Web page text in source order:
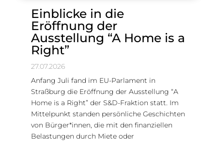
Einblicke in die
Eröffnung der
Ausstellung “A Home is a
Right”
27.07.2026
Anfang Juli fand im EU-Parlament in
Straßburg die Eröffnung der Ausstellung “A
Home is a Right” der S&D-Fraktion statt. Im
Mittelpunkt standen persönliche Geschichten
von Bürger*innen, die mit den finanziellen
Belastungen durch Miete oder